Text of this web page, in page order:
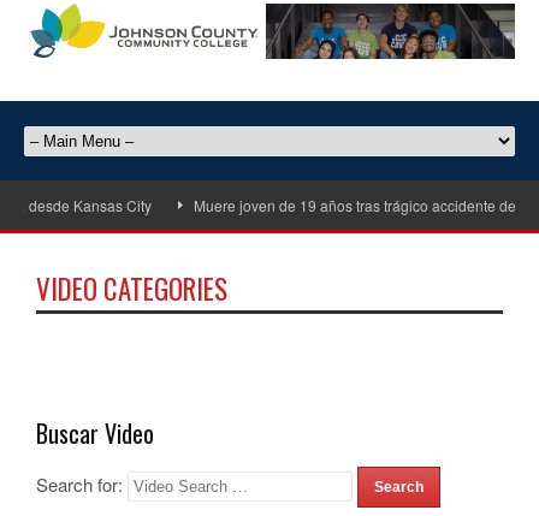
desde Kansas City Muere joven de 19 años tras trágico accidente de
VIDEO CATEGORIES
Buscar Video
Search for: